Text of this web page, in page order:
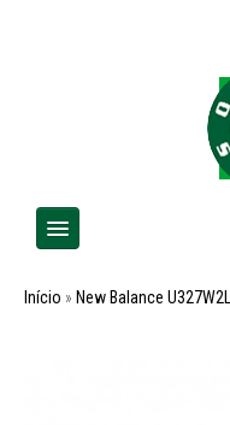
Homem
Início » New Balance